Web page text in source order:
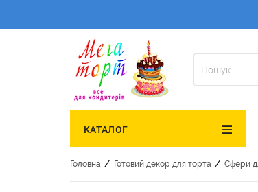
КАТАЛОГ
Головна / Готовий декор для торта / Сфери